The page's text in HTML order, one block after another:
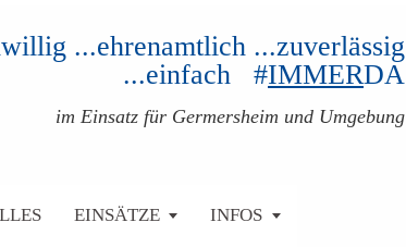
...ehrenamtlich ...zuverlässig
...einfach #IMMERDA
im Einsatz für Germersheim und Umgebung
EINSÄTZE INFOS